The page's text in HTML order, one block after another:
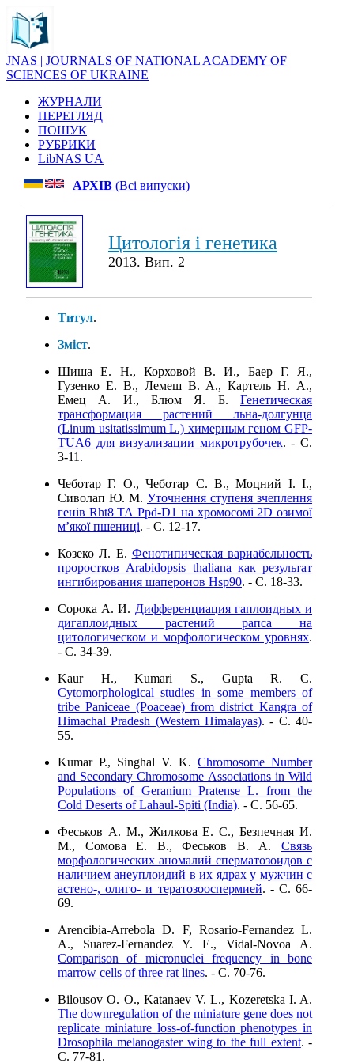
JNAS | JOURNALS OF NATIONAL ACADEMY OF
SCIENCES OF UKRAINE
ЖУРНАЛИ
ПЕРЕГЛЯД
ПОШУК
РУБРИКИ
LibNAS UA
АРХІВ (Всі випуски)
Цитологія і генетика
2013. Вип. 2
Титул.
Зміст.
Шиша Е. Н., Корховой В. И., Баер Г. Я.,
Гузенко Е. В., Лемеш В. А., Картель Н. А.,
Емец А. И., Блюм Я. Б. Генетическая
трансформация растений льна-долгунца
(Linum usitatissimum L.) химерным геном GFP-
TUA6 для визуализации микротрубочек. - C.
3-11.
Чеботар Г. О., Чеботар С. В., Моцний І. І.,
Сиволап Ю. М. Уточнення ступеня зчеплення
генів Rht8 ТА Ppd-D1 на хромосомі 2D озимої
м’якої пшениці. - C. 12-17.
Козеко Л. Е. Фенотипическая вариабельность
проростков Arabidopsis thaliana как результат
ингибирования шаперонов Hsp90. - C. 18-33.
Сорока А. И. Дифференциация гаплоидных и
дигаплоидных растений рапса на
цитологическом и морфологическом уровнях.
- C. 34-39.
Kaur H., Kumari S., Gupta R. C.
Cytomorphological studies in some members of
tribe Paniceae (Poaceae) from district Kangra of
Himachal Pradesh (Western Himalayas). - C. 40-
55.
Kumar P., Singhal V. K. Chromosome Number
and Secondary Chromosome Associations in Wild
Populations of Geranium Pratense L. from the
Cold Deserts of Lahaul-Spiti (India). - C. 56-65.
Феськов А. М., Жилкова Е. С., Безпечная И.
М., Сомова Е. В., Феськов В. А. Связь
морфологических аномалий сперматозоидов с
наличием анеуплоидий в их ядрах у мужчин с
астено-, олиго- и тератозооспермией. - C. 66-
69.
Arencibia-Arrebola D. F, Rosario-Fernandez L.
A., Suarez-Fernandez Y. E., Vidal-Novoa A.
Comparison of micronuclei frequency in bone
marrow cells of three rat lines. - C. 70-76.
Bilousov O. O., Katanaev V. L., Kozeretska I. A.
The downregulation of the miniature gene does not
replicate miniature loss-of-function phenotypes in
Drosophila melanogaster wing to the full extent. -
C. 77-81.